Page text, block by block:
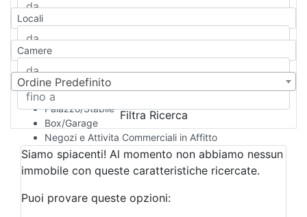
Attico/Mansarda
Rustico/Casale
Camera d'Albergo
Multiproprietà
Palazzo/Stabile
Box/Garage
Negozi e Attivita Commerciali in Affitto
Qualsiasi
Attività/Licenza Commerciale
Azienda Agricola
Bar/Ristorante
Locali
Camere
Ordine Predefinito
Filtra Ricerca
Siamo spiacenti! Al momento non abbiamo nessun
immobile con queste caratteristiche ricercate.
Puoi provare queste opzioni: